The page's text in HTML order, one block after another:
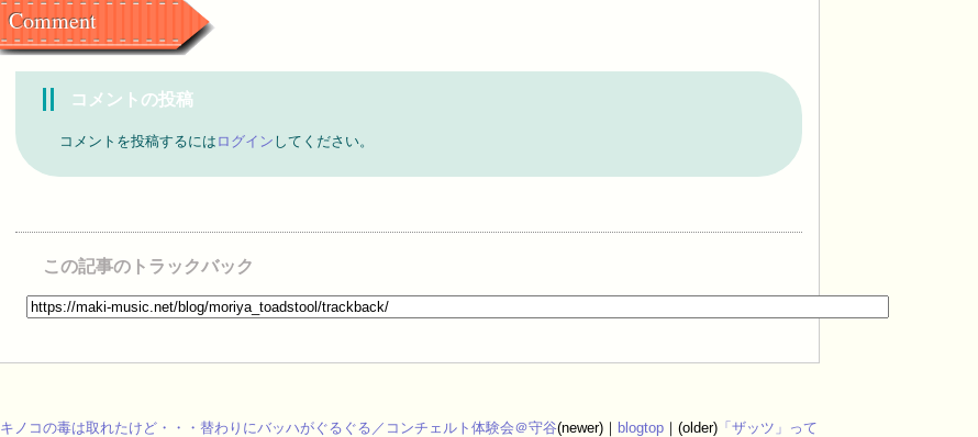
Comment
コメントの投稿
コメントを投稿するには ログイン してください。
この記事のトラックバック
キノコの毒は取れたけど・・・替わりにバッハがぐるぐる／コンチェルト体験会＠守谷(newer)｜ blogtop ｜(older) 「ザッツ」って